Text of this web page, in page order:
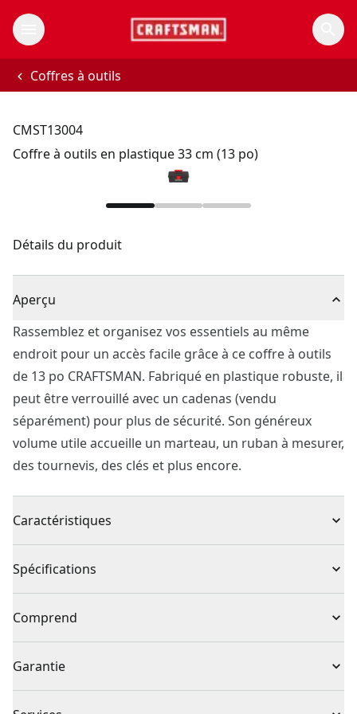
Coffres à outils
CMST13004
Coffre à outils en plastique 33 cm (13 po)
Détails du produit
Aperçu
Rassemblez et organisez vos essentiels au même
endroit pour un accès facile grâce à ce coffre à outils
de 13 po CRAFTSMAN. Fabriqué en plastique robuste, il
peut être verrouillé avec un cadenas (vendu
séparément) pour plus de sécurité. Son généreux
volume utile accueille un marteau, un ruban à mesurer,
des tournevis, des clés et plus encore.
Caractéristiques
CONFORT ACCRU : poignée ergonomique pour une
SÉCURITÉ : Fermoir métallique avant pour une sécurité
accrue
RANGEMENT SUPPLÉMENTAIRE : Plateau amovible à
l’intérieur pour outils manuels
Spécifications
Type de produit Boîte à outils
Nombre de pièces 1
Comprend
Garantie